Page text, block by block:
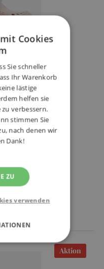
-
warm
Material
Aktion
Cookies
Sie schneller
Ihr Warenkorb
lästige
helfen sie
verbessern.
stimmen Sie
nach denen wir
Dank!
ZU
verwenden